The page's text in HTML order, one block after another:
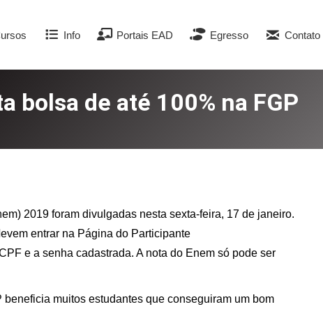
Info Portais EAD Egresso Contato
bolsa de até 100% na FGP
2019 foram divulgadas nesta sexta-feira, 17 de janeiro.
entrar na Página do Participante
e a senha cadastrada. A nota do Enem só pode ser
muitos estudantes que conseguiram um bom